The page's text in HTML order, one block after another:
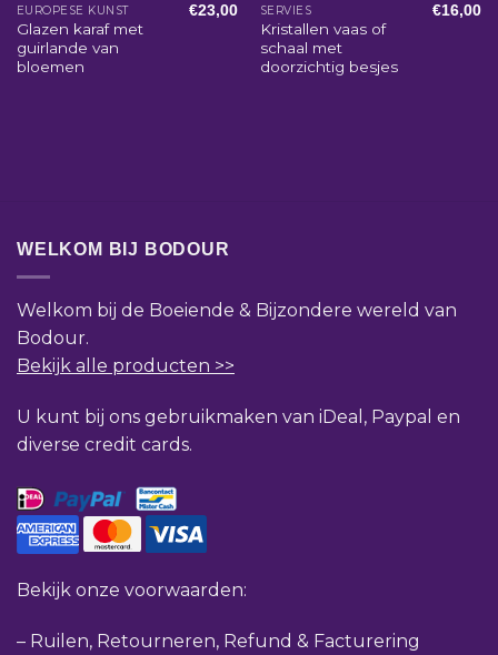
EUROPESE KUNST
Glazen karaf met
guirlande van
bloemen
€23,00 SERVIES
Kristallen vaas of
schaal met
doorzichtig besjes
€16,00
WELKOM BIJ BODOUR
Welkom bij de Boeiende & Bijzondere wereld van
Bodour.
Bekijk alle producten >>
U kunt bij ons gebruikmaken van iDeal, Paypal en
diverse credit cards.
Bekijk onze voorwaarden:
– Ruilen, Retourneren, Refund & Facturering